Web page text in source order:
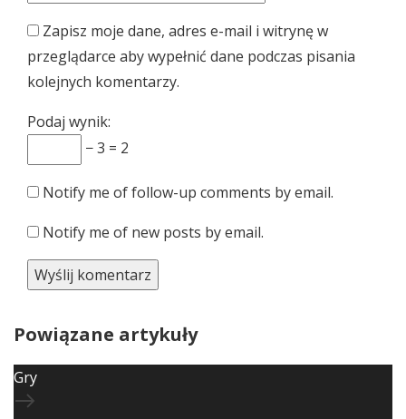
Zapisz moje dane, adres e-mail i witrynę w
przeglądarce aby wypełnić dane podczas pisania
kolejnych komentarzy.
Podaj wynik:
− 3 = 2
Notify me of follow-up comments by email.
Notify me of new posts by email.
Powiązane artykuły
Gry